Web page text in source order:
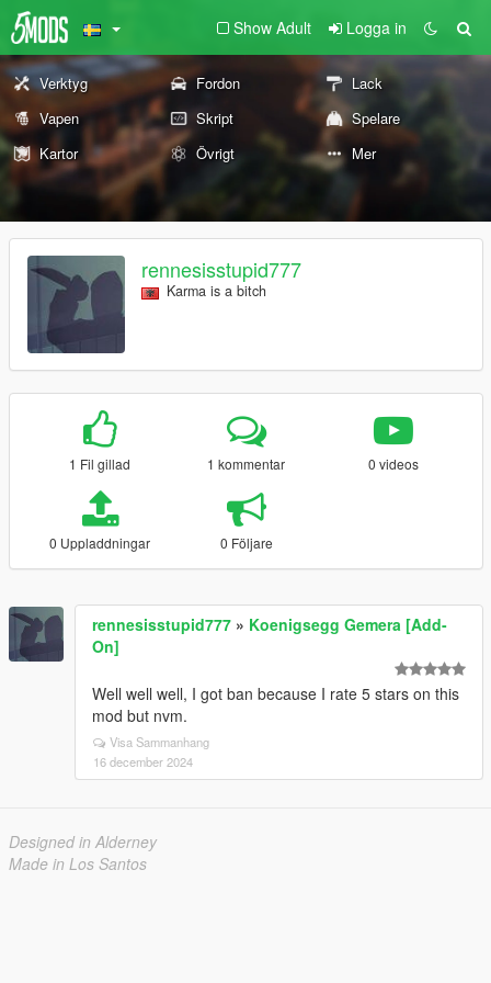
Show Adult Logga in
Verktyg Fordon
Lack
Vapen
Skript
Spelare
Kartor
Övrigt Mer
rennesisstupid777
Karma is a bitch
1 Fil gillad 1 kommentar 0 videos
0 Uppladdningar 0 Följare
rennesisstupid777 » Koenigsegg Gemera [Add-
On]
Well well well, I got ban because I rate 5 stars on this
mod but nvm.
Visa Sammanhang
16 december 2024
Designed in Alderney
Made in Los Santos